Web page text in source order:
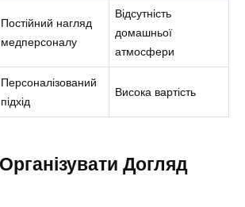
Постійний нагляд
медперсоналу
Відсутність
домашньої
атмосфери
Персоналізований
підхід
Висока вартість
Догляд